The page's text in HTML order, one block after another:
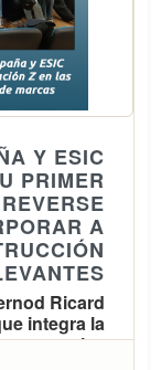
fuerza en
crecimiento
la venta
y el canal
Food
de
y Just Eat),
7 millones.
Y ESIC
PRIMER
A
Ricard
integra la
estrategias